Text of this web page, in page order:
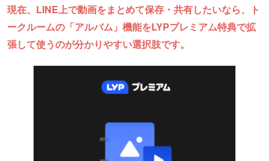
現在、LINE上で動画をまとめて保存・共有したいなら、ト
ークルームの「アルバム」機能をLYPプレミアム特典で拡
張して使うのが分かりやすい選択肢です。